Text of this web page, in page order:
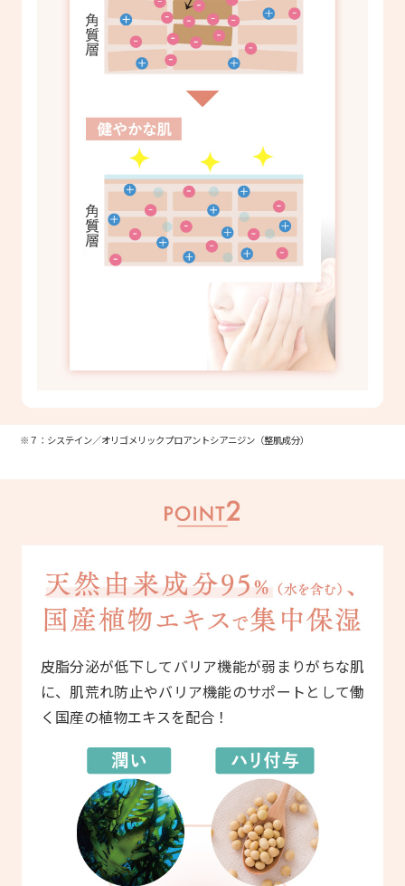
※７：システイン／オリゴメリックプロアントシアニジン（整肌成分）
皮脂分泌が低下してバリア機能が弱まりがちな肌
に、肌荒れ防止やバリア機能のサポートとして働
く国産の植物エキスを配合！